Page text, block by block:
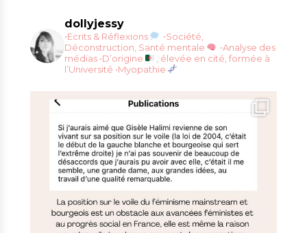
dollyjessy
•Ecrits & Réflexions
•Société,
Déconstruction, Santé mentale
•Analyse des
médias •D’origine
, élevée en cité, formée à
l’Université •Myopathie